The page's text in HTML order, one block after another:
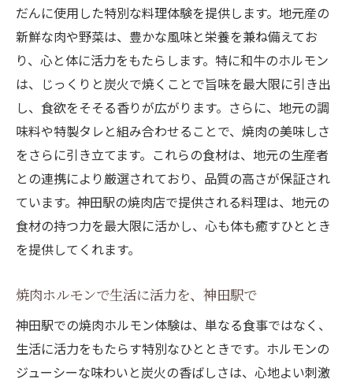
だんに使用した特別な料理体験を提供します。地元産の
新鮮な肉や野菜は、豊かな風味と栄養を兼ね備えてお
り、心と体に活力をもたらします。特に和牛のホルモン
は、じっくりと炭火で焼くことで旨味を最大限に引き出
し、食欲をそそる香りが広がります。さらに、地元の調
味料や特製タレと組み合わせることで、焼肉の美味しさ
をさらに引き立てます。これらの食材は、地元の生産者
との連携により厳選されており、品質の高さが保証され
ています。神田駅の焼肉店で提供される料理は、地元の
食材の持つ力を最大限に活かし、心も体も癒すひととき
を提供してくれます。
焼肉ホルモンで生活に活力を、神田駅で
神田駅での焼肉ホルモン体験は、単なる食事ではなく、
生活に活力をもたらす特別なひとときです。ホルモンの
ジューシーな味わいと炭火の香ばしさは、心地よい刺激